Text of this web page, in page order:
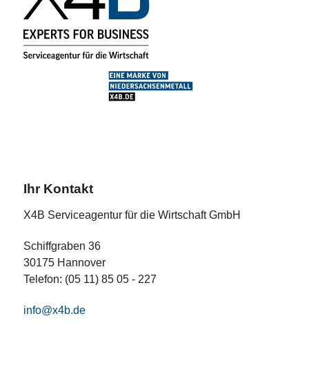
Ihr Kontakt
X4B Serviceagentur für die Wirtschaft GmbH
Schiffgraben 36
30175 Hannover
Telefon: (05 11) 85 05 - 227
info@x4b.de